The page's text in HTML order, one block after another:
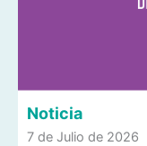
Noticia
7 de Julio de 2026